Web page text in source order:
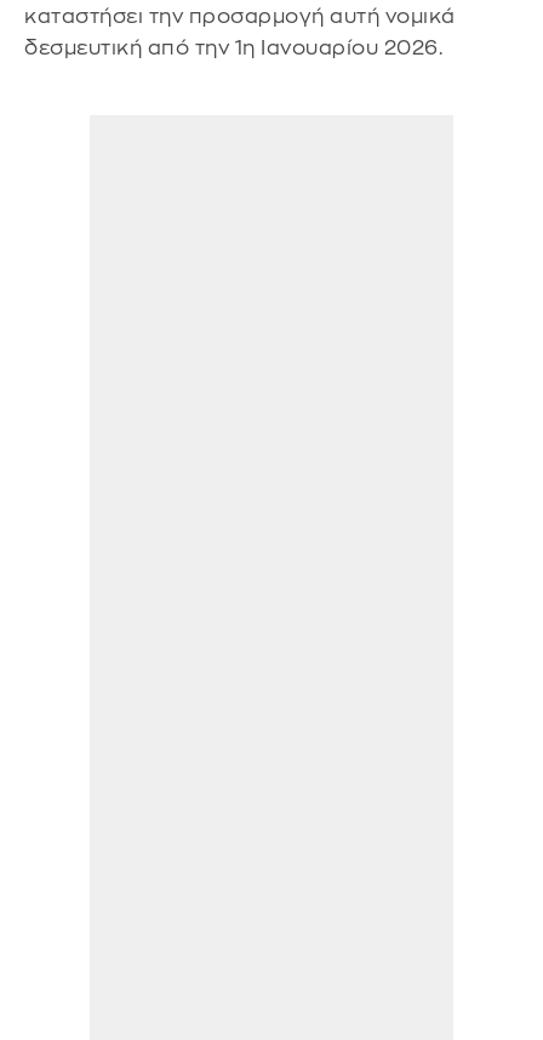
καταστήσει την προσαρμογή αυτή νομικά
δεσμευτική από την 1η Ιανουαρίου 2026.